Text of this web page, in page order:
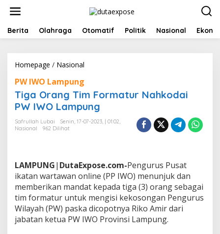
t
Berita Olahraga Otomatif Politik Nasional
Homepage / Nasional
a
O
r
a
n
m
F
o
r
m
a
t
u
PW IWO Lampung
Tiga Orang Tim Formatur Nahkodai
PW IWO Lampung
Safrullah Lubai
Senin, 17-07-2023, | 01:02,
Nasional
962 Dilihat
LAMPUNG| DutaExpose.com-Pengurus Pusat
ikatan wartawan online (PP IWO) menunjuk dan
memberikan mandat kepada tiga (3) orang sebagai
tim formatur untuk mengisi kekosongan Pengurus
Wilayah (PW) paska dicopotnya Riko Amir dari
jabatan ketua PW IWO Provinsi Lampung.